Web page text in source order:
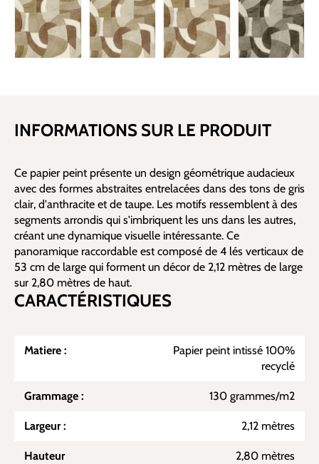
INFORMATIONS SUR LE PRODUIT
Ce papier peint présente un design géométrique audacieux
avec des formes abstraites entrelacées dans des tons de gris
clair, d'anthracite et de taupe. Les motifs ressemblent à des
segments arrondis qui s'imbriquent les uns dans les autres,
créant une dynamique visuelle intéressante. Ce
panoramique raccordable est composé de 4 lés verticaux de
53 cm de large qui forment un décor de 2,12 mètres de large
sur 2,80 mètres de haut.
CARACTÉRISTIQUES
Matiere :
Papier peint intissé 100%
recyclé
Grammage : 130 grammes/m2
Largeur : 2,12 mètres
Hauteur
2,80 mètres